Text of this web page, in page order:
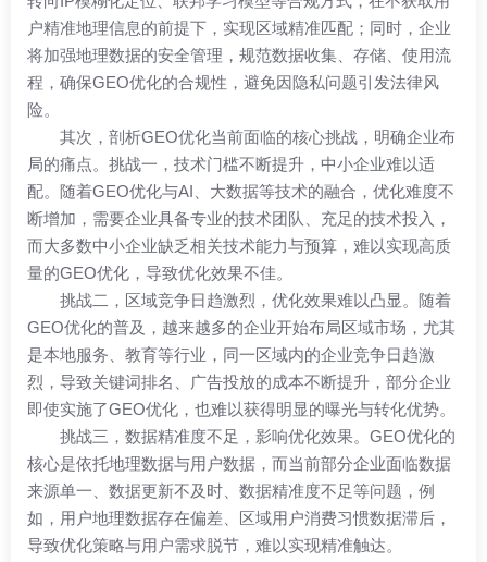
户精准地理信息的前提下，实现区域精准匹配；同时，企业
将加强地理数据的安全管理，规范数据收集、存储、使用流
程，确保GEO优化的合规性，避免因隐私问题引发法律风
险。
其次，剖析GEO优化当前面临的核心挑战，明确企业布
局的痛点。挑战一，技术门槛不断提升，中小企业难以适
配。随着GEO优化与AI、大数据等技术的融合，优化难度不
断增加，需要企业具备专业的技术团队、充足的技术投入，
而大多数中小企业缺乏相关技术能力与预算，难以实现高质
量的GEO优化，导致优化效果不佳。
挑战二，区域竞争日趋激烈，优化效果难以凸显。随着
GEO优化的普及，越来越多的企业开始布局区域市场，尤其
是本地服务、教育等行业，同一区域内的企业竞争日趋激
烈，导致关键词排名、广告投放的成本不断提升，部分企业
即使实施了GEO优化 ，也难以获得明显的曝光与转化优势。
挑战三，数据精准度不足，影响优化效果。GEO优化的
核心是依托地理数据与用户数据，而当前部分企业面临数据
来源单一、数据更新不及时、数据精准度不足等问题，例
如，用户地理数据存在偏差、区域用户消费习惯数据滞后，
导致优化策略与用户需求脱节，难以实现精准触达。